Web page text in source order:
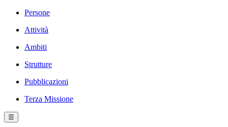
Persone
Attività
Ambiti
Strutture
Pubblicazioni
Terza Missione
☰